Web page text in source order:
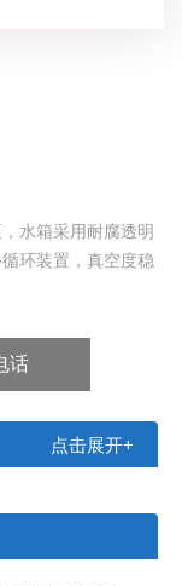
水箱采用耐腐透明
环装置，真空度稳
话
点击展开+